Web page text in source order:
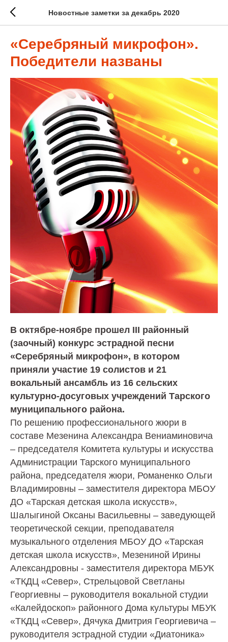
Новостные заметки за декабрь 2020
«Серебряный микрофон».
Победители названы
В октябре-ноябре прошел III районный
(заочный) конкурс эстрадной песни
«Серебряный микрофон», в котором
приняли участие 19 солистов и 21
вокальный ансамбль из 16 сельских
культурно-досуговых учреждений Тарского
муниципального района.
По решению профессионального жюри в
составе Мезенина Александра Вениаминовича
– председателя Комитета культуры и искусства
Администрации Тарского муниципального
района, председателя жюри, Романенко Ольги
Владимировны – заместителя директора МБОУ
ДО «Тарская детская школа искусств»,
Шалыгиной Оксаны Васильевны – заведующей
теоретической секции, преподавателя
музыкального отделения МБОУ ДО «Тарская
детская школа искусств», Мезениной Ирины
Александровны - заместителя директора МБУК
«ТКДЦ «Север», Стрельцовой Светланы
Георгиевны – руководителя вокальной студии
«Калейдоскоп» районного Дома культуры МБУК
«ТКДЦ «Север», Дячука Дмитрия Георгиевича –
руководителя эстрадной студии «Диатоника»